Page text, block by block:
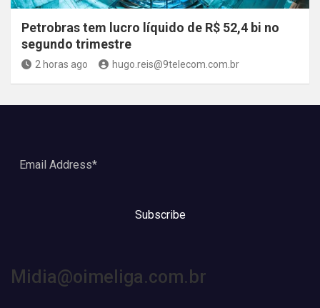
Petrobras tem lucro líquido de R$ 52,4 bi no
segundo trimestre
2 horas ago hugo.reis@9telecom.com.br
Subscribe
Midia@oimeliga.com.br